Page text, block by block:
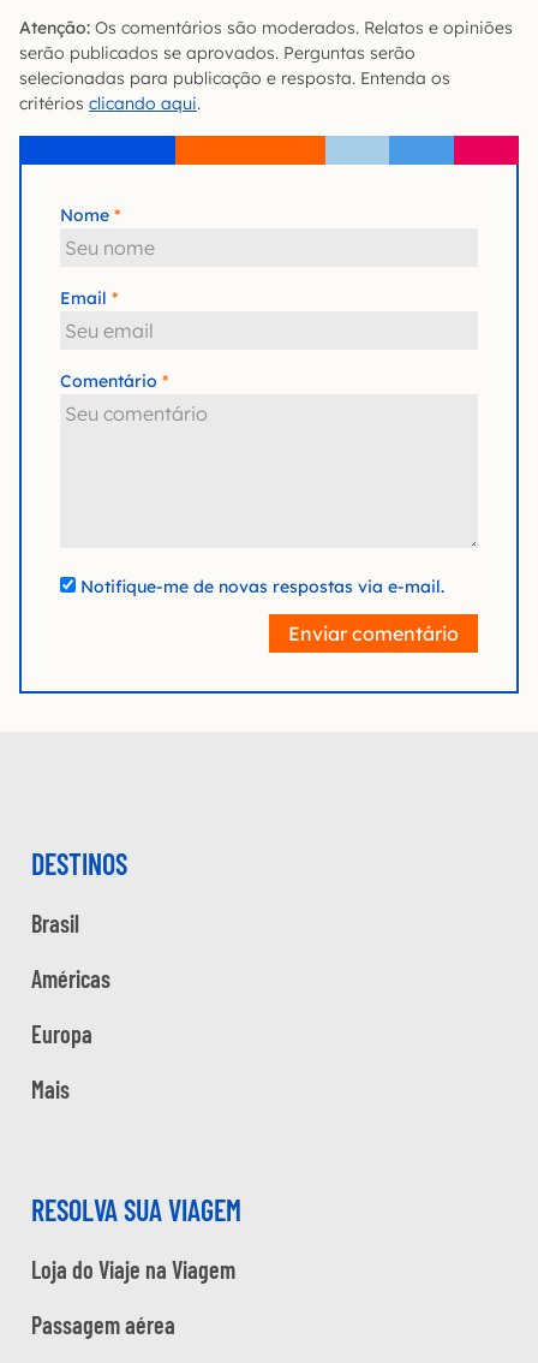
Atenção: Os comentários são moderados. Relatos e opiniões
serão publicados se aprovados. Perguntas serão
selecionadas para publicação e resposta. Entenda os
critérios clicando aqui.
Nome
Email
Comentário
Notifique-me de novas respostas via e-mail.
Enviar comentário
DESTINOS
Brasil
Américas
Europa
Mais
RESOLVA SUA VIAGEM
Loja do Viaje na Viagem
Passagem aérea